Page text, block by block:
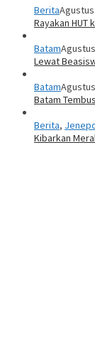
Berita
Rayakan
Batam
Lewat
Batam
Batam
Berita,
Kibarkan